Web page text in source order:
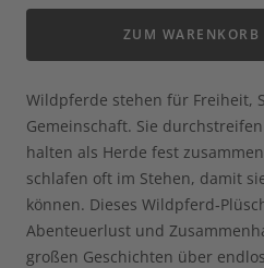
ZUM
Wildpferde stehen für Freiheit,
Gemeinschaft. Sie
halten als Herde fest
schlafen oft im Stehen, damit
können. Dieses
Abenteuerlust und
großen Geschichten über